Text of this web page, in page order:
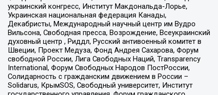
украинский конгресс, Институт Макдональда-Лорье,
Украинская национальная федерация Канады,
Декабристы, Международный научный центр им Вудро
Вильсона, Свободная пресса, Возрождение, Всеукраинский
духовный центр , Риддл, Русский антивоенный комитет в
Швеции, Проект Медуза, Фонд Андрея Сахарова, Форум
свободной России, Лига Свободных Наций, Transparеncy
International, Форум Свободных Народов ПостРоссии,
Солидарность с гражданским движением в России –
Solidarus, КрымSOS, Свободный университет, Институт